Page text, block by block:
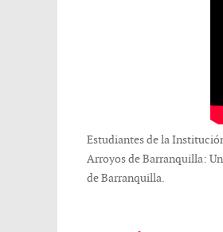
Estudiantes de la
Arroyos de Barranquilla:
de Barranquilla.